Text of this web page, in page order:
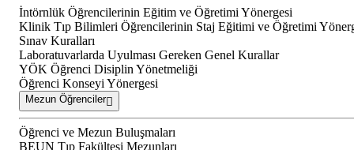
İntörnlük Öğrencilerinin Eğitim ve Öğretimi Yönergesi
Klinik Tıp Bilimleri Öğrencilerinin Staj Eğitimi ve Öğretimi
Sınav Kuralları
Laboratuvarlarda Uyulması Gereken Genel Kurallar
YÖK Öğrenci Disiplin Yönetmeliği
Öğrenci Konseyi Yönergesi
Mezun Öğrenciler
Öğrenci ve Mezun Buluşmaları
BEUN Tıp Fakültesi Mezunları